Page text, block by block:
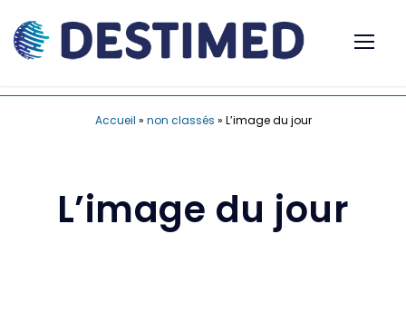
Accueil » non classés » L’image du jour
L’image du jour